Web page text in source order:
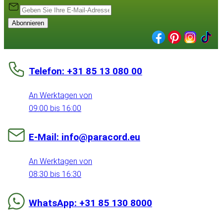
Abonnieren
Telefon: +31 85 13 080 00
An Werktagen von
09:00 bis 16:00
E-Mail: info@paracord.eu
An Werktagen von
08:30 bis 16:30
WhatsApp: +31 85 130 8000